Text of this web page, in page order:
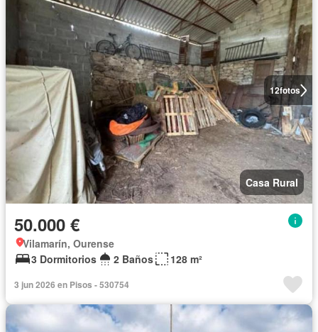
12fotos
Casa Rural
50.000 €
Vilamarín, Ourense
3 Dormitorios
2 Baños 128 m²
3 jun 2026 en Pisos - 530754